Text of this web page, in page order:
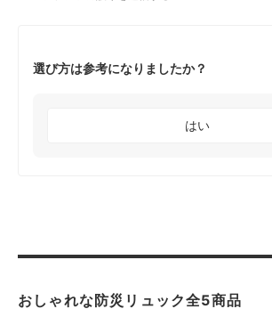
選び方は参考になりましたか？
はい
おしゃれな防災リュック全5商品